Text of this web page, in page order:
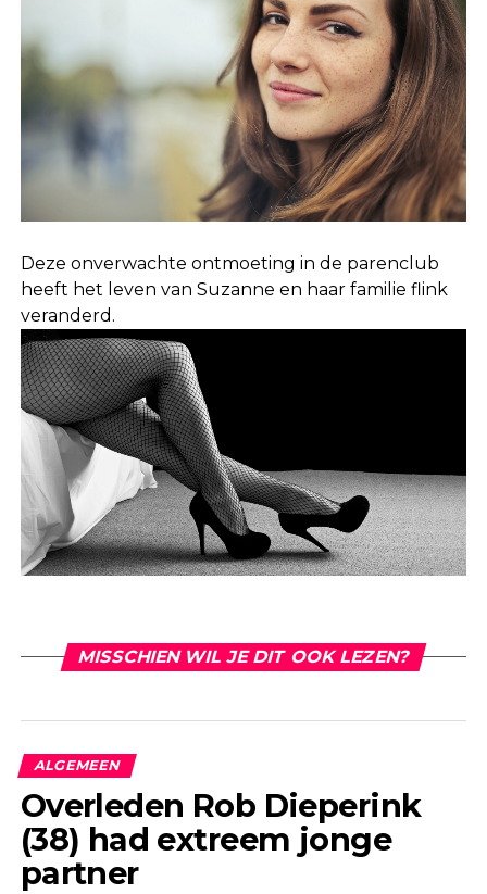
Deze onverwachte ontmoeting in de parenclub
heeft het leven van Suzanne en haar familie flink
veranderd.
MISSCHIEN WIL JE DIT OOK LEZEN?
ALGEMEEN
Overleden Rob Dieperink
(38) had extreem jonge
partner